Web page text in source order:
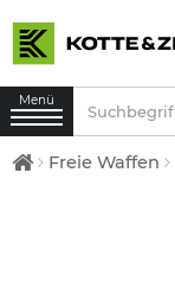
Menü
Freie Waffen